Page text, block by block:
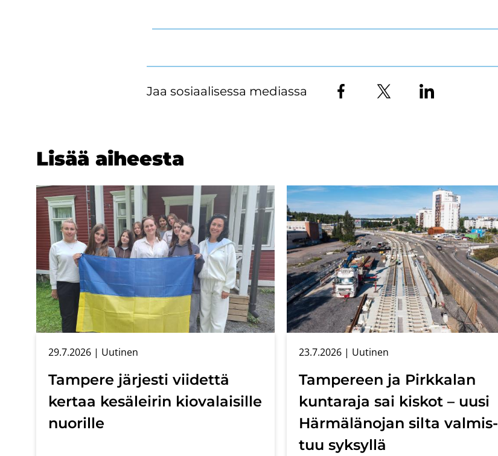
Jaa sosiaalisessa mediassa
Lisää ai­hees­ta
Tam­pe­re jär­jes­ti vii­det­tä
ker­taa ke­sä­lei­rin kio­va­lai­sil­le
nuo­ril­le
29.7.2026 | Uu­ti­nen
Tam­pe­reen ja Pirk­ka­lan
kun­ta­ra­ja sai kis­kot – uusi
Här­mä­lä­no­jan silta val­mis­
tuu syk­syl­lä
23.7.2026| Uu­ti­nen